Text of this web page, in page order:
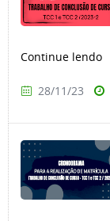
Continue lendo
28/11/23